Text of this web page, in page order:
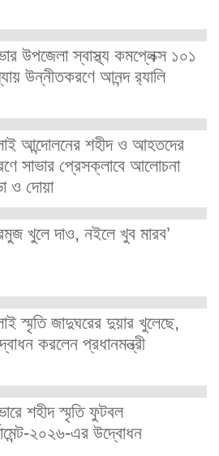
উপজেলা স্বাস্থ্য কমপ্লেক্স ১০১
উন্নীতকরণে আনন্দ র‍্যালি
আন্দোলনের শহীদ ও আহতদের
সাভার প্রেসক্লাবে আলোচনা
ও দোয়া
খুলে দাও, নইলে খুব মারব’
স্মৃতি জাদুঘরের দুয়ার খুলেছে,
করলেন প্রধানমন্ত্রী
শহীদ স্মৃতি ফুটবল
২০২৬-এর উদ্বোধন